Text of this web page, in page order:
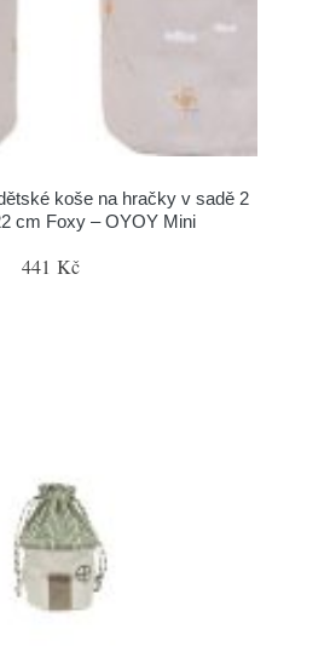
koše na hračky v sadě 2
cm Foxy – OYOY Mini
441 Kč